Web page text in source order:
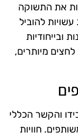
את התשוקה
עשויות להוביל
ובייחודיות
מיותרים,
והקשר הכללי
חוויות